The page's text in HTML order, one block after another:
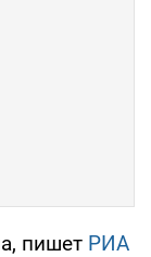
пишет РИА